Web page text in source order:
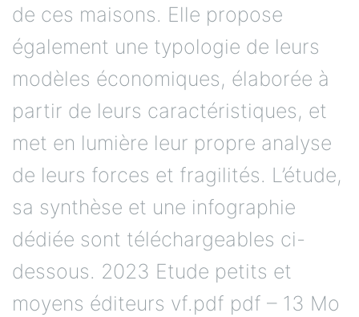
de ces maisons. Elle propose
également une typologie de leurs
modèles économiques, élaborée à
partir de leurs caractéristiques, et
met en lumière leur propre analyse
de leurs forces et fragilités. L’étude,
sa synthèse et une infographie
dédiée sont téléchargeables ci-
dessous. 2023 Etude petits et
moyens éditeurs vf.pdf pdf – 13 Mo